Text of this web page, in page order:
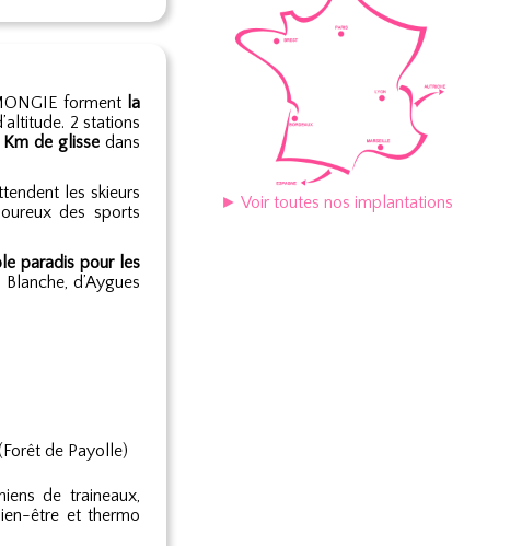
forment la
2 stations
de glisse dans
les skieurs
des sports
paradis pour les
d’Aygues
de Payolle)
de traineaux,
être et thermo
► Voir toutes nos implantations